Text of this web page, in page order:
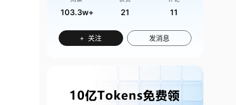
103.3w+ 21 11
+ 关注 发消息